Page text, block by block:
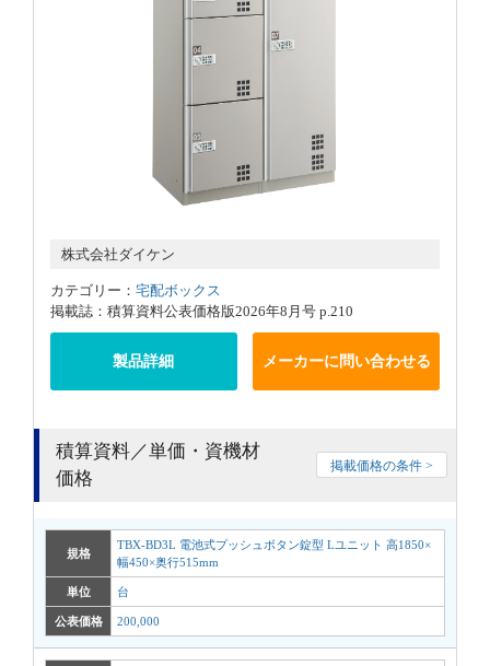
株式会社ダイケン
カテゴリー： 宅配ボックス
掲載誌：積算資料公表価格版2026年8月号 p.210
製品詳細 メーカーに問い合わせる
積算資料／単価・資機材
価格
掲載価格の条件 >
規格
TBX-BD3L 電池式プッシュボタン錠型 Lユニット 高1850×
幅450×奥行515mm
単位 台
公表価格 200,000